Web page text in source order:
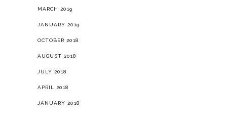
MARCH 2019
JANUARY 2019
OCTOBER 2018
AUGUST 2018
JULY 2018
APRIL 2018
JANUARY 2018